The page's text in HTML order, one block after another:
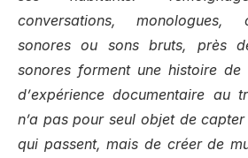
conversations, monologues,
sonores ou sons bruts, près
sonores forment une histoire
d’expérience documentaire au
n’a pas pour seul objet de
qui passent, mais de créer de